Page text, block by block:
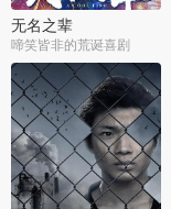
无名之辈
啼笑皆非的荒诞喜剧